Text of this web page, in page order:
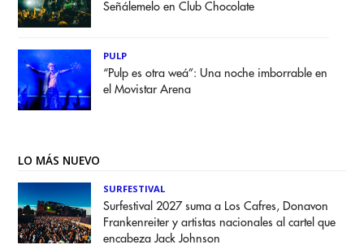
Señálemelo en Club Chocolate
PULP
“Pulp es otra weá”: Una noche imborrable en
el Movistar Arena
LO MÁS NUEVO
SURFESTIVAL
Surfestival 2027 suma a Los Cafres, Donavon
Frankenreiter y artistas nacionales al cartel que
encabeza Jack Johnson